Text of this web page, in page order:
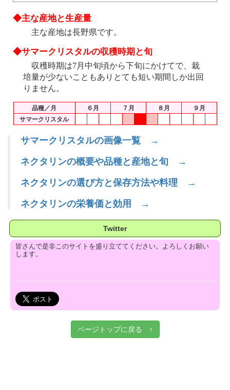
◆主な産地と生産量
主な産地は長野県です。
◆サマークリスタルの収穫時期と旬
収穫時期は7月中旬頃から下旬にかけてで、栽
培量が少ないこともありとても短い期間しか出回
りません。
品種／月 ６月 ７月 ８月
９月
サマークリスタル
サマークリスタルの画像一覧 →
ネクタリンの概要や品種と産地と旬 →
ネクタリンの選び方と保存方法や料理 →
ネクタリンの栄養価と効用 →
Twitter
皆さんで是非このサイトを盛り立ててください。よろしくお願い
します。
ページトップに戻る ↑